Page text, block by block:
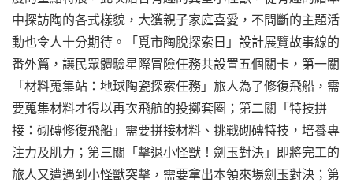
中探訪陶的各式樣貌，大獲親子家庭喜愛，不間斷的主題活
動也令人十分期待。「覓市陶脫探索日」設計展覽故事線的
番外篇，讓民眾體驗星際冒險任務共設置五個關卡，第一關
「材料蒐集站：地球陶瓷探索任務」旅人為了修復飛船，需
要蒐集材料才得以再次飛航的投擲套圈；第二關「特技拼
接：砌磚修復飛船」需要拼接材料、挑戰砌磚特技，培養專
注力及肌力；第三關「擊退小怪獸！劍玉對決」即將完工的
旅人又遭遇到小怪獸突擊，需要拿出本領來場劍玉對決；第